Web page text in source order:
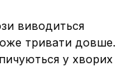
виводиться
тривати довше.
у хворих